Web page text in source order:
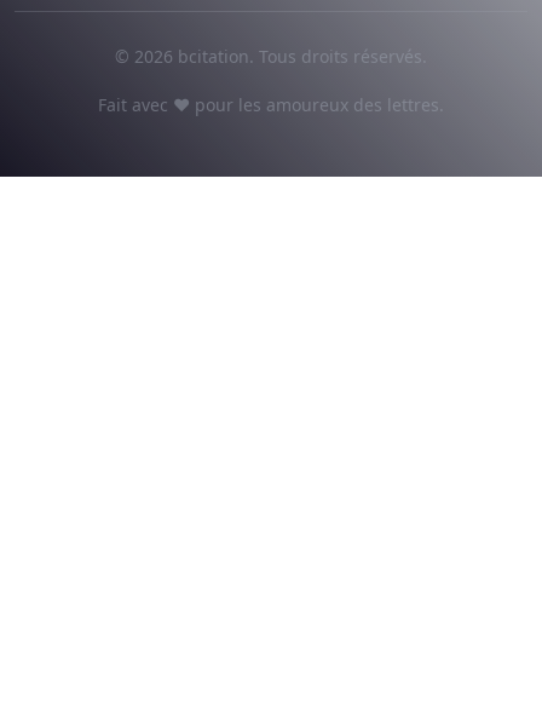
© 2026 bcitation. Tous droits réservés.
Fait avec ♥ pour les amoureux des lettres.